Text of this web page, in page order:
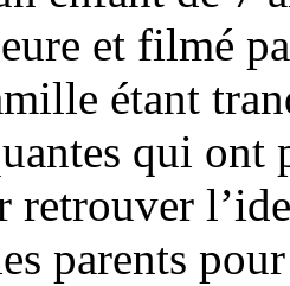
et filmé
étant
qui ont
retrouver
parents